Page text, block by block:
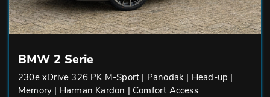
BMW 2 Serie
230e xDrive 326 PK M-Sport | Panodak | Head-up |
Memory | Harman Kardon | Comfort Access